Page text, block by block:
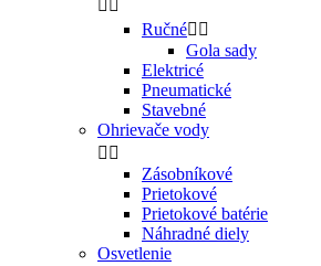
 
Ručné 
Gola sady
Elektricé
Pneumatické
Stavebné
Ohrievače vody
 
Zásobníkové
Prietokové
Prietokové batérie
Náhradné diely
Osvetlenie